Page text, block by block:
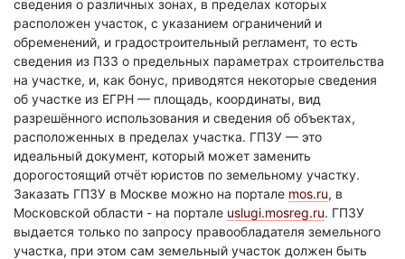
сведения о различных зонах, в пределах которых
расположен участок, с указанием ограничений и
обременений, и градостроительный регламент, то есть
сведения из ПЗЗ о предельных параметрах строительства
на участке, и, как бонус, приводятся некоторые сведения
об участке из ЕГРН — площадь, координаты, вид
разрешённого использования и сведения об объектах,
расположенных в пределах участка. ГПЗУ — это
идеальный документ, который может заменить
дорогостоящий отчёт юристов по земельному участку.
Заказать ГПЗУ в Москве можно на портале mos.ru, в
Московской области - на портале uslugi.mosreg.ru. ГПЗУ
выдается только по запросу правообладателя земельного
участка, при этом сам земельный участок должен быть